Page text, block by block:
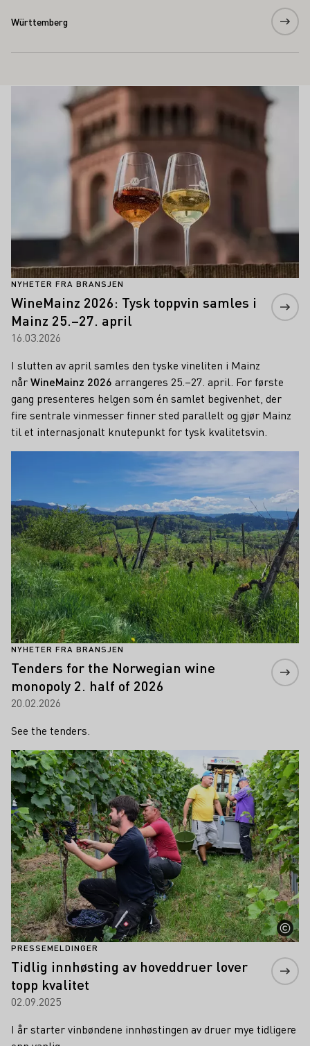
Württemberg
Siste nytt
NYHETER FRA BRANSJEN
WineMainz 2026: Tysk toppvin samles i
Mainz 25.–27. april
16.03.2026
I slutten av april samles den tyske vineliten i Mainz
nårWineMainz 2026 arrangeres 25.–27. april. For første
gang presenteres helgen som én samlet begivenhet, der
fire sentrale vinmesser finner sted parallelt og gjør Mainz
til et internasjonalt knutepunkt for tysk kvalitetsvin.
Lær mer om dette
NYHETER FRA BRANSJEN
Tenders for the Norwegian wine
monopoly 2. half of 2026
20.02.2026
See the tenders.
PRESSEMELDINGER
Tidlig innhøsting av hoveddruer lover
topp kvalitet
02.09.2025
I år starter vinbøndene innhøstingen av druer mye tidligere
Lær mer om dette